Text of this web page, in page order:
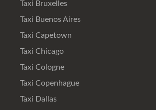
Taxi Bruxelles
Taxi Buenos Aires
Taxi Capetown
Taxi Chicago
Taxi Cologne
Taxi Copenhague
Taxi Dallas